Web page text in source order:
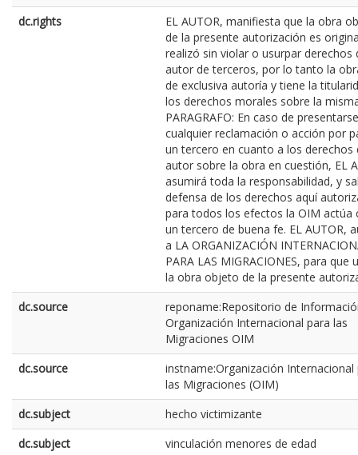
dc.rights
EL AUTOR, manifiesta que la obra
de la presente autorización es
realizó sin violar o usurpar derechos
autor de terceros, por lo tanto la
de exclusiva autoría y tiene la
los derechos morales sobre la
PARAGRAFO: En caso de presentarse
cualquier reclamación o acción por
un tercero en cuanto a los derechos
autor sobre la obra en cuestión, EL
asumirá toda la responsabilidad, y
defensa de los derechos aquí
para todos los efectos la OIM actúa
un tercero de buena fe. EL AUTOR,
a LA ORGANIZACIÓN
PARA LAS MIGRACIONES, para que
la obra objeto de la presente
dc.source
reponame:Repositorio de
Organización Internacional para las
Migraciones OIM
dc.source
instname:Organización Internacional
las Migraciones (OIM)
dc.subject
hecho victimizante
dc.subject
vinculación menores de edad